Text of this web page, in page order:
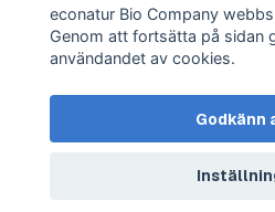
Sociala medier
© 2026 econatur Bio
econatur Bio Company
Genom att fortsätta på sidan
användandet av cookies.
Godkänn